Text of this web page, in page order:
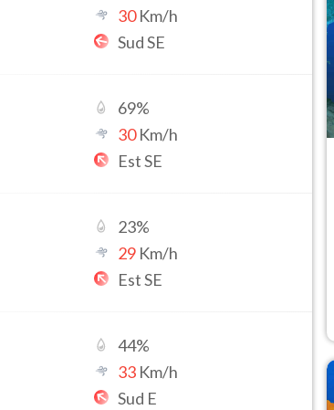
30Km/h
Sud SE
69%
30Km/h
Est SE
23%
29 Km/h
Est SE
44%
33 Km/h
Sud E